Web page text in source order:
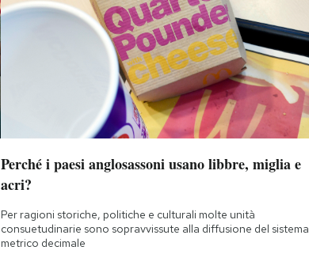
Perché i paesi anglosassoni usano libbre, miglia e
acri?
Per ragioni storiche, politiche e culturali molte unità
consuetudinarie sono sopravvissute alla diffusione del sistema
metrico decimale